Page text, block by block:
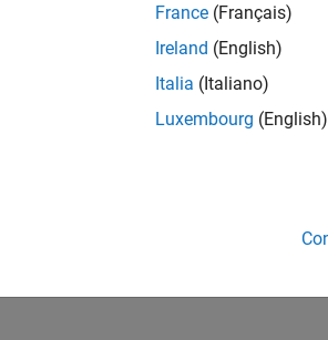
France (Français)
Ireland (English)
Italia (Italiano)
Luxembourg (English)